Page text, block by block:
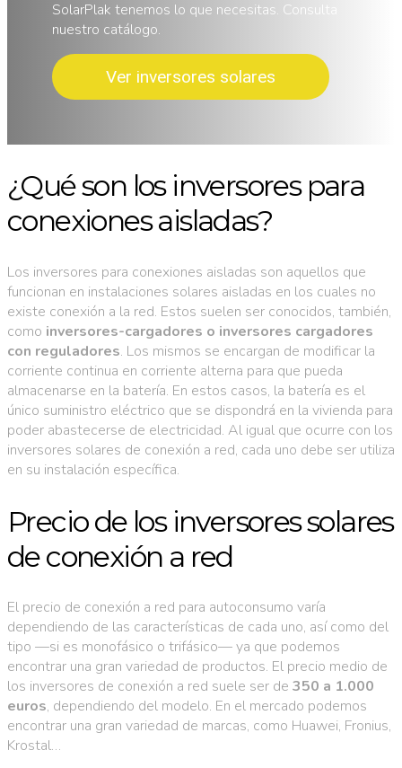
SolarPlak tenemos lo que necesitas. Consulta
nuestro catálogo.
Ver inversores solares
¿Qué son los inversores para
conexiones aisladas?
Los inversores para conexiones aisladas son aquellos que
funcionan en instalaciones solares aisladas en los cuales no
existe conexión a la red. Estos suelen ser conocidos, también,
como inversores-cargadores o inversores cargadores
con reguladores. Los mismos se encargan de modificar la
corriente continua en corriente alterna para que pueda
almacenarse en la batería. En estos casos, la batería es el
único suministro eléctrico que se dispondrá en la vivienda para
poder abastecerse de electricidad. Al igual que ocurre con los
inversores solares de conexión a red, cada uno debe ser utiliza
en su instalación específica.
Precio de los inversores solares
de conexión a red
El precio de conexión a red para autoconsumo varía
dependiendo de las características de cada uno, así como del
tipo —si es monofásico o trifásico— ya que podemos
encontrar una gran variedad de productos. El precio medio de
los inversores de conexión a red suele ser de 350 a 1.000
euros, dependiendo del modelo. En el mercado podemos
encontrar una gran variedad de marcas, como Huawei, Fronius,
Krostal…